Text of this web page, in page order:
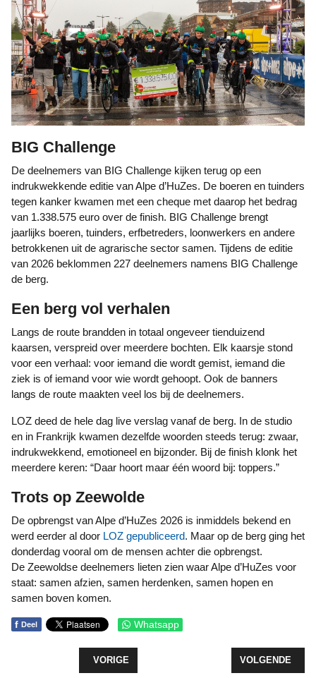
BIG Challenge
De deelnemers van BIG Challenge kijken terug op een
indrukwekkende editie van Alpe d’HuZes. De boeren en tuinders
tegen kanker kwamen met een cheque met daarop het bedrag
van 1.338.575 euro over de finish. BIG Challenge brengt
jaarlijks boeren, tuinders, erfbetreders, loonwerkers en andere
betrokkenen uit de agrarische sector samen. Tijdens de editie
van 2026 beklommen 227 deelnemers namens BIG Challenge
de berg.
Een berg vol verhalen
Langs de route brandden in totaal ongeveer tienduizend
kaarsen, verspreid over meerdere bochten. Elk kaarsje stond
voor een verhaal: voor iemand die wordt gemist, iemand die
ziek is of iemand voor wie wordt gehoopt. Ook de banners
langs de route maakten veel los bij de deelnemers.
LOZ deed de hele dag live verslag vanaf de berg. In de studio
en in Frankrijk kwamen dezelfde woorden steeds terug: zwaar,
indrukwekkend, emotioneel en bijzonder. Bij de finish klonk het
meerdere keren: “Daar hoort maar één woord bij: toppers.”
Trots op Zeewolde
De opbrengst van Alpe d’HuZes 2026 is inmiddels bekend en
werd eerder al door LOZ gepubliceerd. Maar op de berg ging het
donderdag vooral om de mensen achter die opbrengst.
De Zeewoldse deelnemers lieten zien waar Alpe d’HuZes voor
staat: samen afzien, samen herdenken, samen hopen en
samen boven komen.
f Deel Whatsapp
VORIG ARTIKEL: JOEP ROZENDAL NIEUWE
VORIGE VOLGENDE
VOLGENDE